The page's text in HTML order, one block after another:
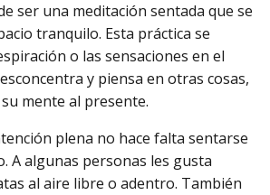
ser una meditación sentada que se
tranquilo. Esta práctica se
o las sensaciones en el
y piensa en otras cosas,
mente al presente.
plena no hace falta sentarse
A algunas personas les gusta
al aire libre o adentro. También